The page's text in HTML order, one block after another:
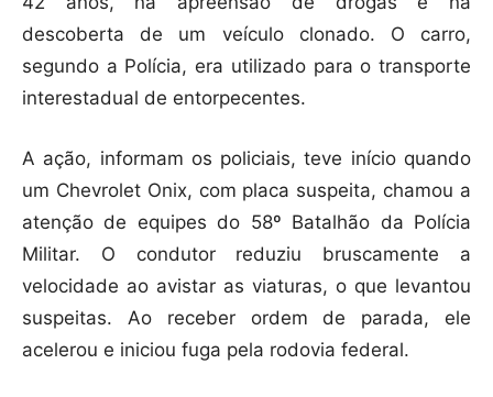
descoberta de um veículo clonado. O carro,
segundo a Polícia, era utilizado para o transporte
interestadual de entorpecentes.
A ação, informam os policiais, teve início quando
um Chevrolet Onix, com placa suspeita, chamou a
atenção de equipes do 58º Batalhão da Polícia
Militar. O condutor reduziu bruscamente a
velocidade ao avistar as viaturas, o que levantou
suspeitas. Ao receber ordem de parada, ele
acelerou e iniciou fuga pela rodovia federal.